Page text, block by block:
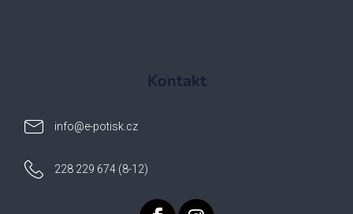
Kontakt
info@e-potisk.cz
228 229 674 (8-12)